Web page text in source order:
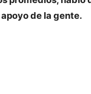
de la gente.